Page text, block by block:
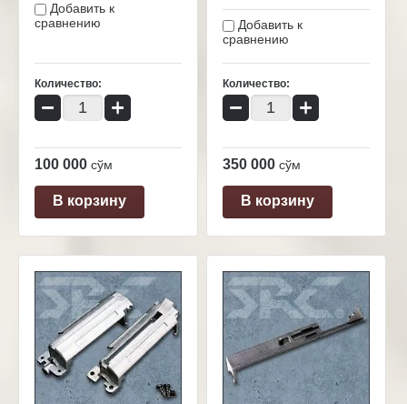
Добавить к
сравнению
Количество:
− +
100 000 сўм
В корзину
Добавить к
сравнению
Количество:
− +
350 000 сўм
В корзину